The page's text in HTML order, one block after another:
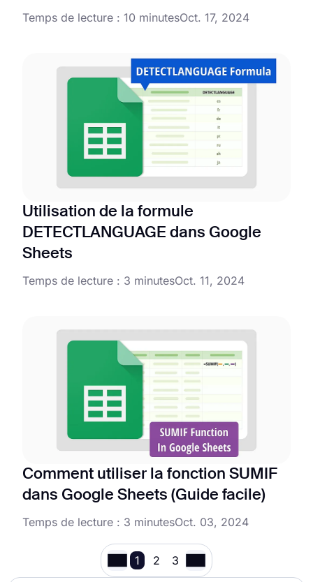
Temps de lecture : 10 minutesOct. 17, 2024
Utilisation de la formule
DETECTLANGUAGE dans Google
Sheets
Temps de lecture : 3 minutesOct. 11, 2024
Comment utiliser la fonction SUMIF
dans Google Sheets (Guide facile)
Temps de lecture : 3 minutesOct. 03, 2024
1 2 3